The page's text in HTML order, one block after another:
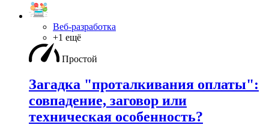
Веб-разработка
+1 ещё
Простой
Загадка "проталкивания оплаты":
совпадение, заговор или
техническая особенность?